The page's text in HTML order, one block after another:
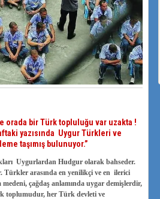
bir Türk topluluğu var uzakta !
yazısında Uygur Türkleri ve
taşımış bulunuyor.”
Uygurlardan Hudgur olarak bahseder.
Türkler arasında en yenilikçi ve en ilerici
çağdaş anlamında uygar demişlerdir,
toplumudur, her Türk devleti ve